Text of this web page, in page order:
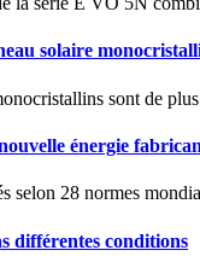
solaire
sont de
énergie
selon 28 normes
différentes conditions